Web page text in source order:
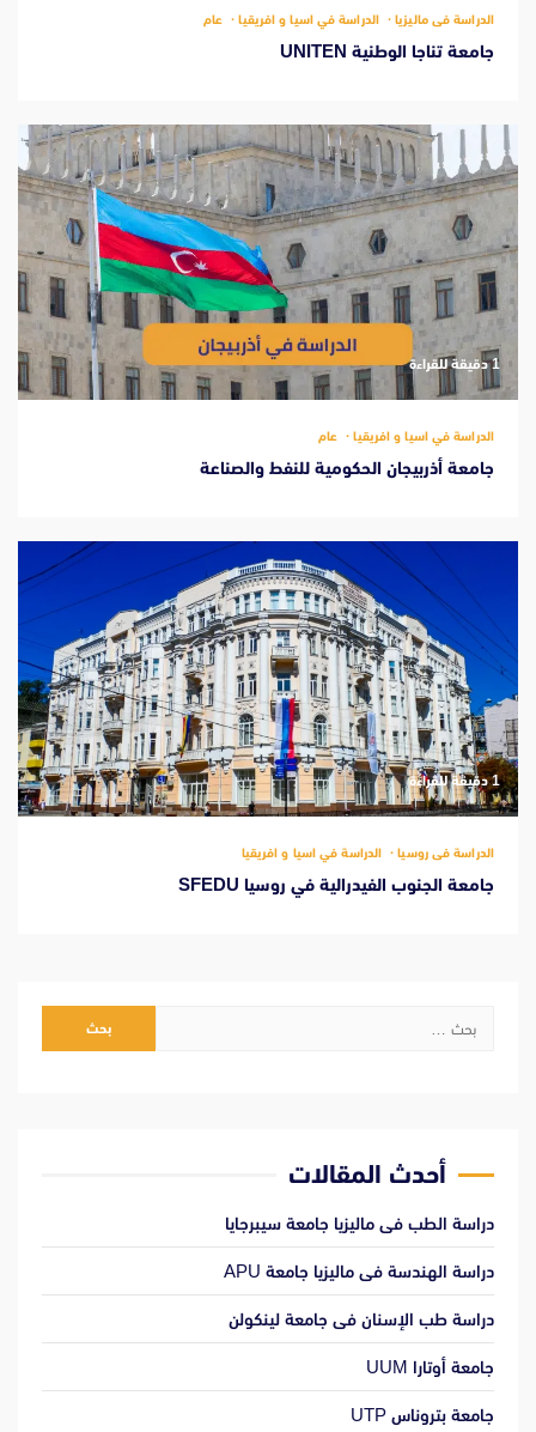
الدراسة فى ماليزيا الدراسة في اسيا و افريقيا عام
جامعة تناجا الوطنية UNITEN
‫1 دقيقة للقراءة
الدراسة في اسيا و افريقيا عام
جامعة أذربيجان الحكومية للنفط والصناعة
‫1 دقيقة للقراءة
الدراسة فى روسيا الدراسة في اسيا و افريقيا
جامعة الجنوب الفيدرالية في روسيا SFEDU
البحث
أحدث المقالات
دراسة الطب فى ماليزيا جامعة سيبرجايا
دراسة الهندسة فى ماليزيا جامعة APU
دراسة طب الإسنان فى جامعة لينكولن
جامعة أوتارا UUM
جامعة بتروناس UTP